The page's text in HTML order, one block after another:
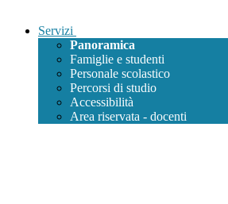
Servizi
Panoramica
Famiglie e studenti
Personale scolastico
Percorsi di studio
Accessibilità
Area riservata - docenti